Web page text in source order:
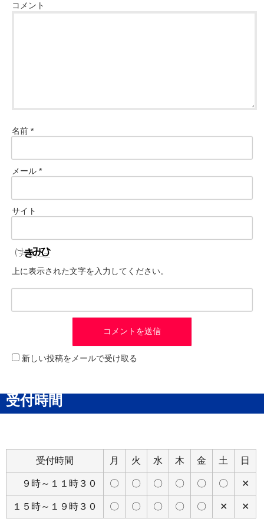
コメント
名前 *
メール *
サイト
上に表示された文字を入力してください。
新しい投稿をメールで受け取る
受付時間
受付時間 月 火 水 木 金 土 日
９時～１１時３０ 〇 〇 〇 〇 〇 〇 ✕
１５時～１９時３０ 〇 〇 〇 〇 〇 ✕ ✕